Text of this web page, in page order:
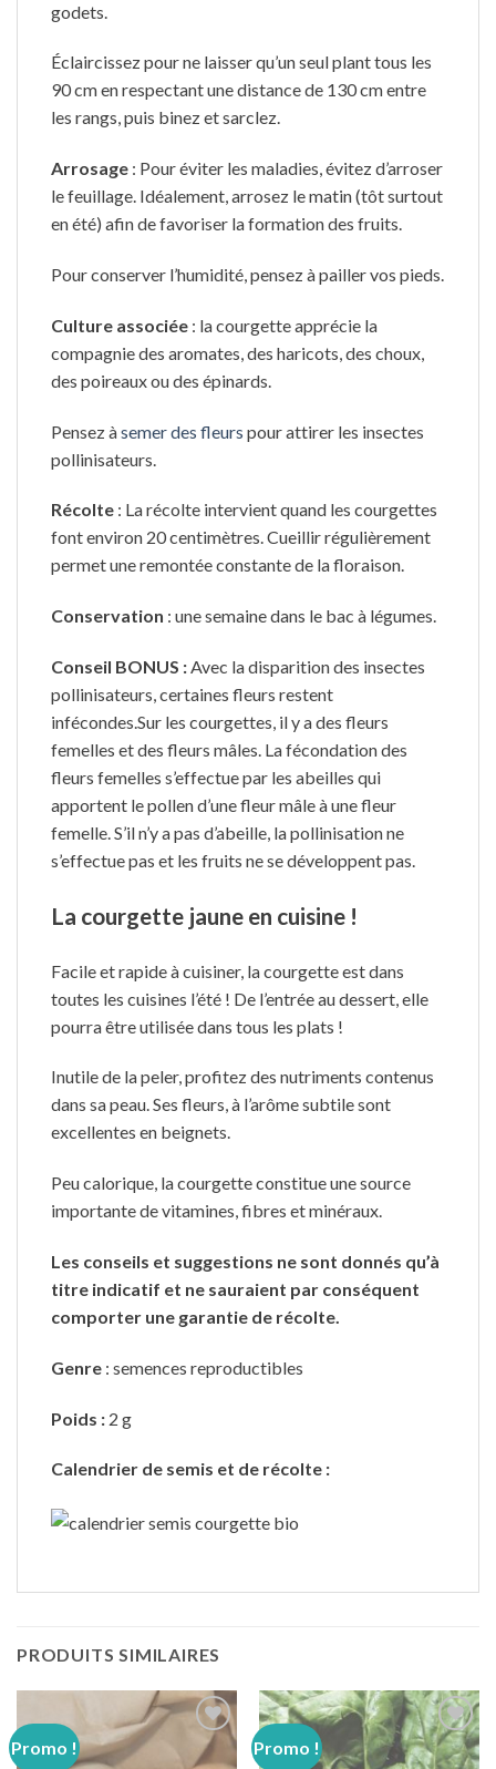
godets.
Éclaircissez pour ne laisser qu’un seul plant tous les
90 cm en respectant une distance de 130 cm entre
les rangs, puis binez et sarclez.
Arrosage : Pour éviter les maladies, évitez d’arroser
le feuillage. Idéalement, arrosez le matin (tôt surtout
en été) afin de favoriser la formation des fruits.
Pour conserver l’humidité, pensez à pailler vos pieds.
Culture associée : la courgette apprécie la
compagnie des aromates, des haricots, des choux,
des poireaux ou des épinards.
Pensez àsemer des fleurs pour attirer les insectes
pollinisateurs.
Récolte : La récolte intervient quand les courgettes
font environ 20 centimètres. Cueillir régulièrement
permet une remontée constante de la floraison.
Conservation : une semaine dans le bac à légumes.
Conseil BONUS :Avec la disparition des insectes
pollinisateurs, certaines fleurs restent
infécondes.Sur les courgettes, il y a des fleurs
femelles et des fleurs mâles. La fécondation des
fleurs femelles s’effectue par les abeilles qui
apportent le pollen d’une fleur mâle à une fleur
femelle. S’il n’y a pas d’abeille, la pollinisation ne
s’effectue pas et les fruits ne se développent pas.
La courgette jaune en cuisine !
Facile et rapide à cuisiner, la courgette est dans
toutes les cuisines l’été ! De l’entrée au dessert, elle
pourra être utilisée dans tous les plats !
Inutile de la peler, profitez des nutriments contenus
dans sa peau. Ses fleurs, à l’arôme subtile sont
excellentes en beignets.
Peu calorique, la courgette constitue une source
importante de vitamines, fibres et minéraux.
Les conseils et suggestions ne sont donnés qu’à
titre indicatif et ne sauraient par conséquent
comporter une garantie de récolte.
Genre : semences reproductibles
Poids : 2 g
Calendrier de semis et de récolte :
PRODUITS SIMILAIRES
Promo ! Promo !